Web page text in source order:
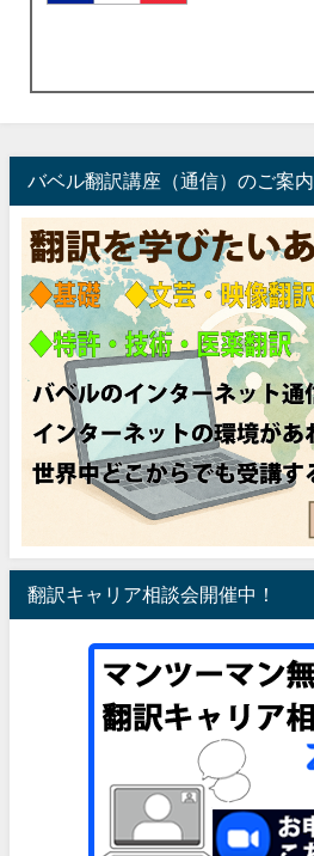
バベル翻訳講座（通信）のご案内
翻訳キャリア相談会開催中！